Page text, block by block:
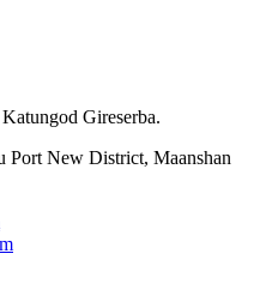
Gireserba.
Port New District, Maanshan